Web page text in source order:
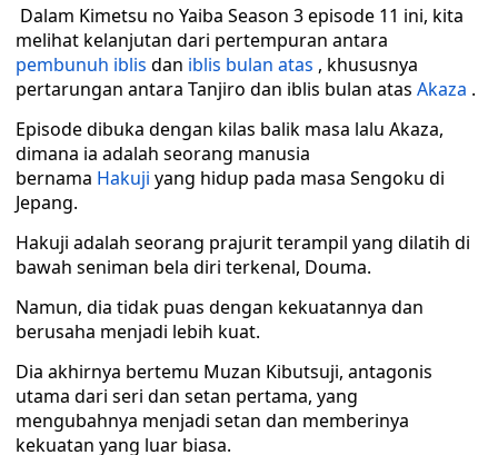
Dalam Kimetsu no Yaiba Season 3 episode 11 ini, kita
melihat kelanjutan dari pertempuran antara
pembunuh iblis dan iblis bulan atas , khususnya
pertarungan antara Tanjiro dan iblis bulan atas Akaza .
Episode dibuka dengan kilas balik masa lalu Akaza,
dimana ia adalah seorang manusia
bernama Hakuji yang hidup pada masa Sengoku di
Jepang.
Hakuji adalah seorang prajurit terampil yang dilatih di
bawah seniman bela diri terkenal, Douma.
Namun, dia tidak puas dengan kekuatannya dan
berusaha menjadi lebih kuat.
Dia akhirnya bertemu Muzan Kibutsuji, antagonis
utama dari seri dan setan pertama, yang
mengubahnya menjadi setan dan memberinya
kekuatan yang luar biasa.